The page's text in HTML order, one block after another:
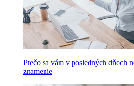
Prečo sa vám v posledných dňoch
znamenie